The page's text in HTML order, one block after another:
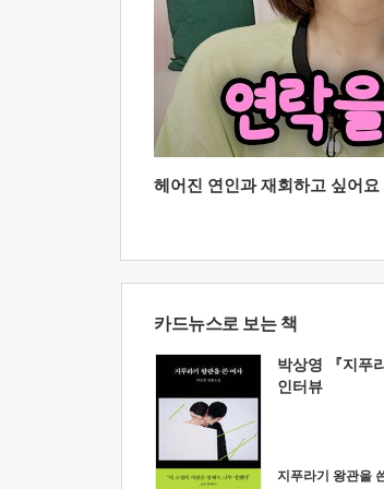
헤어진 연인과 재회하고 싶어
카드뉴스로 보는 책
박상영 『지푸
인터뷰
지푸라기 왕관을